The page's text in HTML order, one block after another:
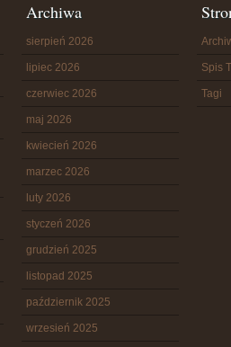
Archiwa
sierpień 2026
lipiec 2026
czerwiec 2026
maj 2026
kwiecień 2026
marzec 2026
luty 2026
styczeń 2026
grudzień 2025
listopad 2025
październik 2025
wrzesień 2025
Spis
Tagi